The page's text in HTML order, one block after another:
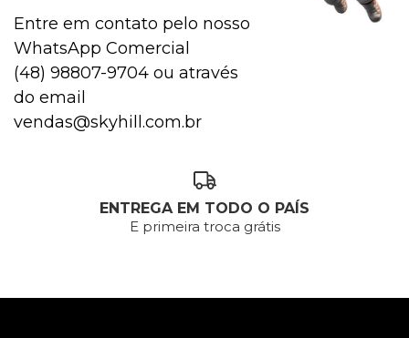
Entre em contato pelo nosso
WhatsApp Comercial
(48) 98807-9704 ou através
do email
vendas@skyhill.com.br
ENTREGA EM TODO O PAÍS
E primeira troca grátis